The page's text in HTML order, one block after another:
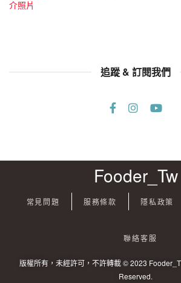
追蹤 & 訂閱我們
Fooder_Tw
常見問題 服務條款 隱私政策
聯絡客服
版權所有，未經許可，不許轉載 © 2023
Reserved.